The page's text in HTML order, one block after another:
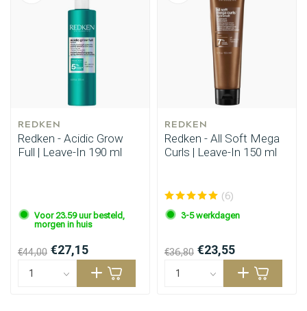
Haarkleuring
REDKEN
Redken - Acidic Grow
Full | Leave-In 190 ml
Voor 23.59 uur besteld,
morgen in huis
€44,00 €27,15
REDKEN
Redken - All Soft Mega
Curls | Leave-In 150 ml
(6)
3-5 werkdagen
€36,80 €23,55